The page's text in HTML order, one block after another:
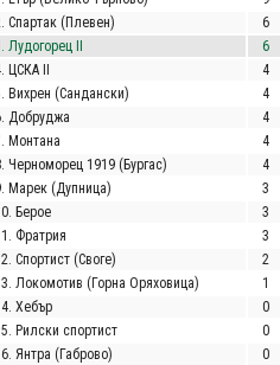
Спартак (Плевен)
6
Лудогорец II
6
ЦСКА II
4
Вихрен (Сандански)
4
Добруджа
4
Монтана
4
Черноморец 1919 (Бургас)
4
Марек (Дупница)
3
Берое
3
Фратрия
3
Спортист (Своге)
2
Локомотив (Горна Оряховица)
1
Хебър
0
Рилски спортист
0
Янтра (Габрово)
0